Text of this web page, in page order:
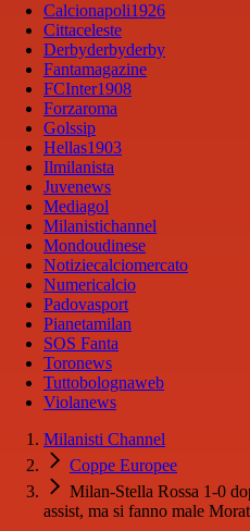
Calcionapoli1926
Cittaceleste
Derbyderbyderby
Fantamagazine
FCInter1908
Forzaroma
Golssip
Hellas1903
Ilmilanista
Juvenews
Mediagol
Milanistichannel
Mondoudinese
Notiziecalciomercato
Numericalcio
Padovasport
Pianetamilan
SOS Fanta
Toronews
Tuttobolognaweb
Violanews
Milanisti Channel
Coppe Europee
Milan-Stella Rossa 1-0
assist, ma si fanno male